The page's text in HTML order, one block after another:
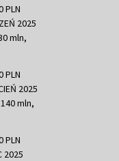
PLN
2025
mln,
PLN
2025
mln,
PLN
2025